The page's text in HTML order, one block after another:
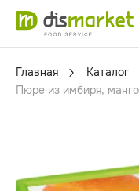
Главная Каталог
Пюре из имбиря, манго